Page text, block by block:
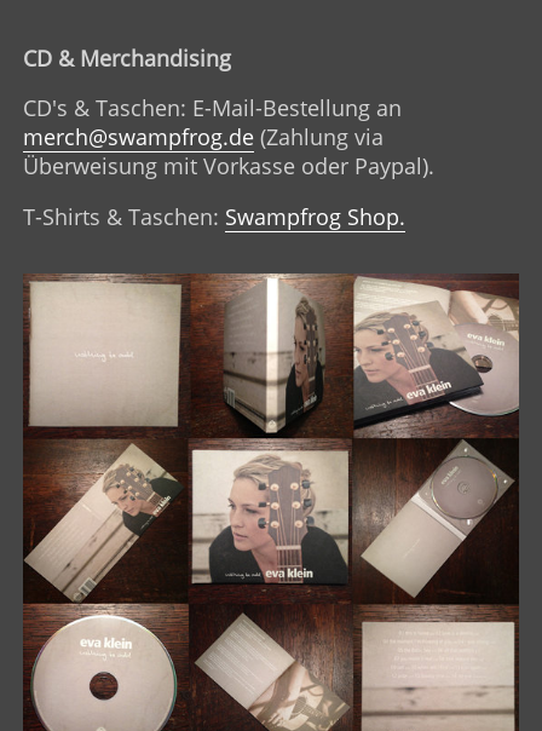
CD & Merchandising
CD's & Taschen: E-Mail-Bestellung an
merch@swampfrog.de (Zahlung via
Überweisung mit Vorkasse oder Paypal).
T-Shirts & Taschen: Swampfrog Shop.